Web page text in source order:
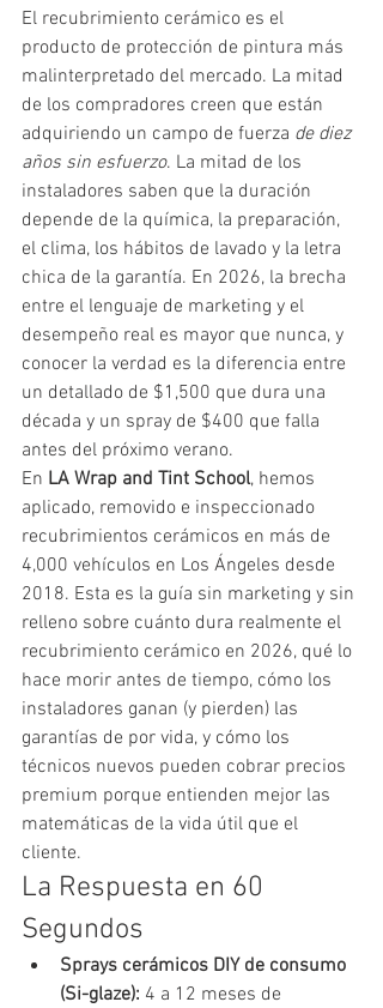
El recubrimiento cerámico es el
producto de protección de pintura más
malinterpretado del mercado. La mitad
de los compradores creen que están
adquiriendo un campo de fuerza de diez
años sin esfuerzo. La mitad de los
instaladores saben que la duración
depende de la química, la preparación,
el clima, los hábitos de lavado y la letra
chica de la garantía. En 2026, la brecha
entre el lenguaje de marketing y el
desempeño real es mayor que nunca, y
conocer la verdad es la diferencia entre
un detallado de $1,500 que dura una
década y un spray de $400 que falla
antes del próximo verano.
En LA Wrap and Tint School, hemos
aplicado, removido e inspeccionado
recubrimientos cerámicos en más de
4,000 vehículos en Los Ángeles desde
2018. Esta es la guía sin marketing y sin
relleno sobre cuánto dura realmente el
recubrimiento cerámico en 2026, qué lo
hace morir antes de tiempo, cómo los
instaladores ganan (y pierden) las
garantías de por vida, y cómo los
técnicos nuevos pueden cobrar precios
premium porque entienden mejor las
matemáticas de la vida útil que el
cliente.
La Respuesta en 60
Segundos
Sprays cerámicos DIY de consumo
(Si-glaze): 4 a 12 meses de